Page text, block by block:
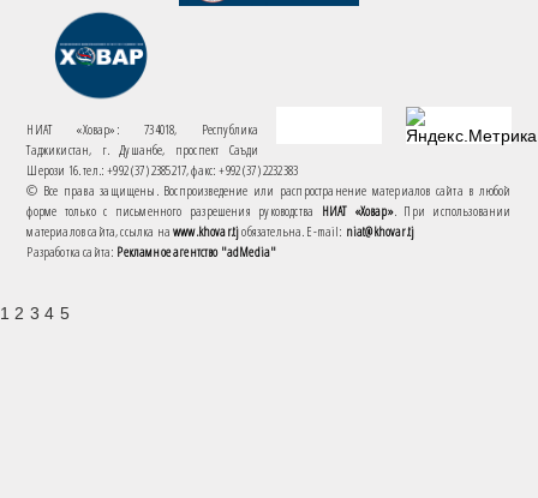
НИАТ «Ховар»: 734018, Республика
Таджикистан, г. Душанбе, проспект Саъди
Шерози 16. тел.: +992 (37) 2385217, факс: +992 (37) 2232383
© Все права защищены. Воспроизведение или распространение материалов сайта в любой
форме только с письменного разрешения руководства НИАТ «Ховар». При использовании
материалов сайта, ссылка наwww.khovar.tjобязательна. E-mail: niat@khovar.tj
Разработка сайта: Рекламное агентство "adMedia"
1 2 3 4 5